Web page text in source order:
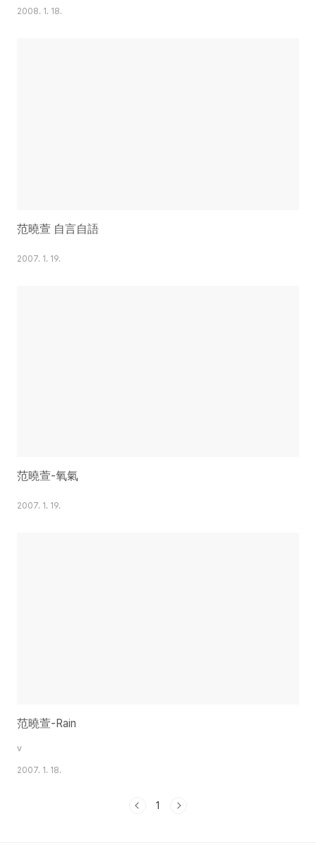
옛 중국대사관 골목에 있는 중화서국, 생원 등을 다니면서 앨범구입하느라 여
2008. 1. 18.
范曉萱 自言自語
2007. 1. 19.
范曉萱-氧氣
2007. 1. 19.
范曉萱-Rain
v
2007. 1. 18.
1